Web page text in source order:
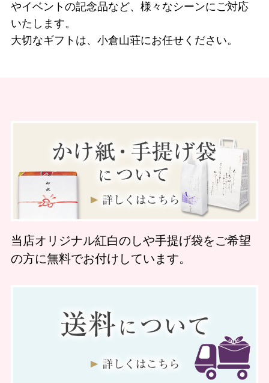
やイベントの記念品など、様々なシーンにご対応
いたします。
大切なギフトは、小倉山荘にお任せください。
当店オリジナル紅白のしや手提げ袋をご希望
の方に無料でお付けしています。